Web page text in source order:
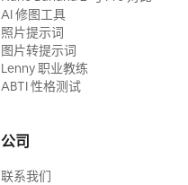
AI 修图工具
照片提示词
图片转提示词
Lenny 职业教练
ABTI 性格测试
公司
联系我们